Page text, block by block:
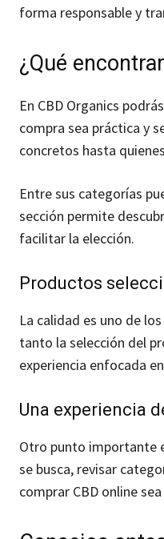
forma responsable y
¿Qué
En CBD Organics
compra sea práctica y
concretos hasta
Entre sus categorías
sección permite
facilitar la elección.
Productos
La calidad es uno de
tanto la selección del
experiencia enfocada
Una experiencia
Otro punto importante
se busca, revisar
comprar CBD online